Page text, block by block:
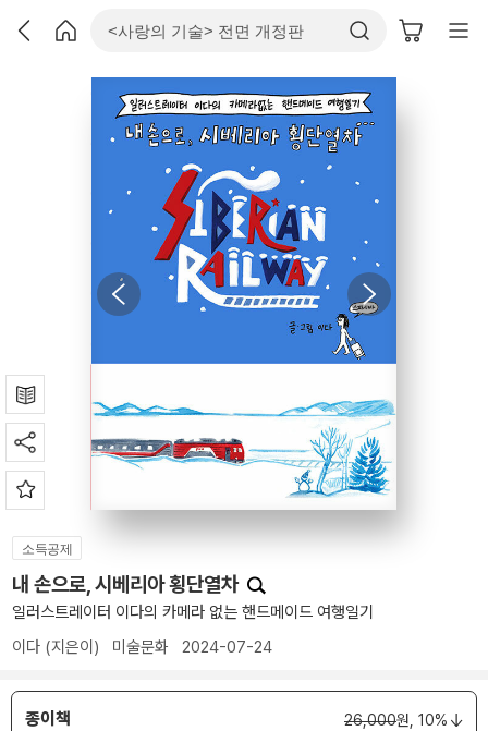
소득공제
내 손으로, 시베리아 횡단열차
일러스트레이터 이다의 카메라 없는 핸드메이드 여행일기
이다 (지은이) 미술문화 2024-07-24
종이책 26,000원, 10%